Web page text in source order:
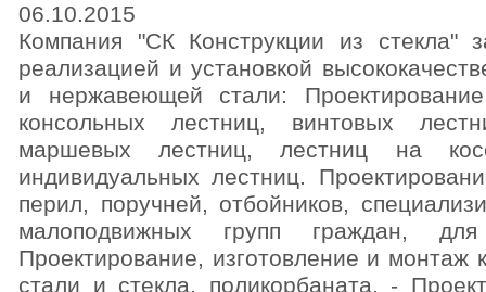
06.10.2015
Компания "СК Конструкции из стекла"
реализацией и установкой
и нержавеющей стали:
консольных лестниц, винтовых
маршевых лестниц, лестниц на
индивидуальных лестниц.
перил, поручней, отбойников,
малоподвижных групп граждан,
Проектирование, изготовление и
стали и стекла, поликорбаната. -